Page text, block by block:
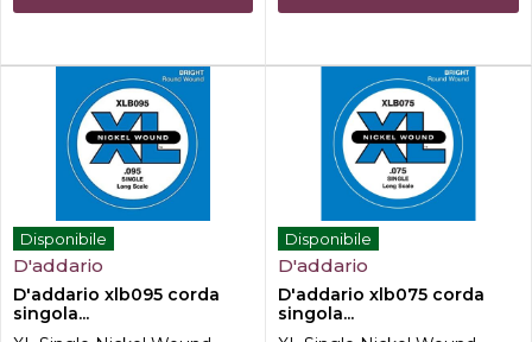
Disponibile
D'addario
D'addario xlb095 corda
singola...
Disponibile
D'addario
D'addario xlb075 corda
singola...